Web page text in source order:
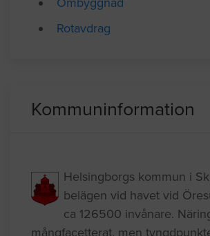
Rotavdrag
Kommuninformation
Helsingborgs kommun i
belägen vid havet vid
ca 126500 invånare.
mångfacetterat, men